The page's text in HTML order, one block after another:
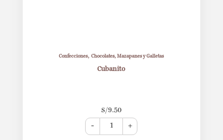
Confecciones,Chocolates, Mazapanes y Galletas
Cubanito
S/9.50
- +